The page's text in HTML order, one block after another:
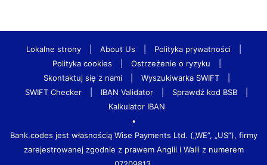
Lokalne strony About Us Polityka prywatności
Polityka cookies
Ostrzeżenie o ryzyku
Skontaktuj się z nami
Wyszukiwarka SWIFT
SWIFT Checker
IBAN Validator Sprawdź kod BSB
Kalkulator IBAN
•
Bank.codes jest własnością Wise Payments Ltd. („WE”, „US”), firmy
zarejestrowanej zgodnie z prawem Anglii i Walii z numerem